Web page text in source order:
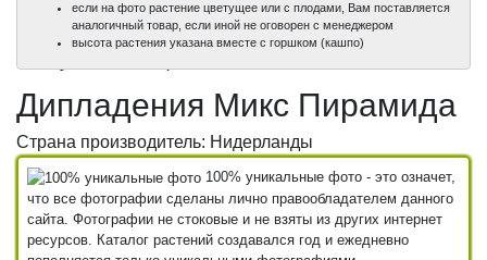
100%
100%
если на фото растение цветущее или с плодами, Вам поставляется
аналогичный товар, если иной не оговорен с менеджером
высота растения указана вместе с горшком (кашпо)
Дипладения Микс Пирамида
Страна производитель: Нидерланды
100% уникальные фото - это означет,
что все фотографии сделаны лично правообладателем данного
сайта. Фотографии не стоковые и не взяты из других интернет
ресурсов. Каталог растений создавался год и ежедневно